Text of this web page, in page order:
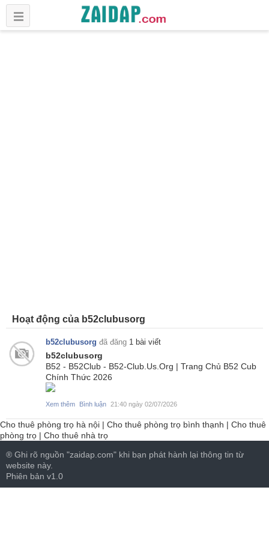
Hoạt động của b52clubusorg
b52clubusorg đã đăng 1 bài viết
b52clubusorg
B52 - B52Club - B52-Club.Us.Org | Trang Chủ B52 Cub
Chính Thức 2026
Xem thêm Bình luận 21:40 ngày 02/07/2026
Cho thuê phòng trọ hà nội | Cho thuê phòng trọ bình thạnh | Cho thuê
phòng trọ | Cho thuê nhà trọ
® Ghi rõ nguồn "zaidap.com" khi bạn phát hành lại thông tin từ
website này.
Phiên bản v1.0